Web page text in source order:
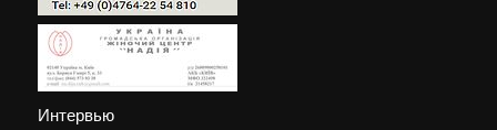
Интервью